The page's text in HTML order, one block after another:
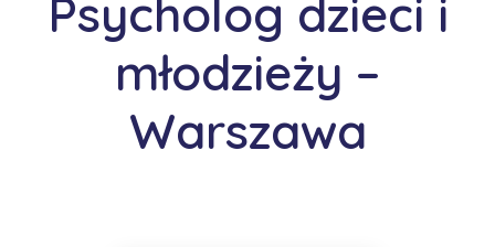
Psycholog dzieci i
młodzieży –
Warszawa